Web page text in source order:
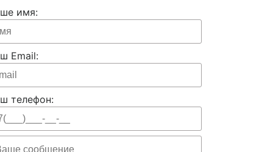
имя:
Email:
телефон: